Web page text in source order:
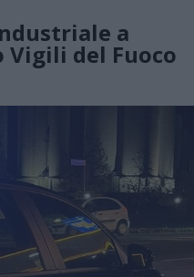
a
Vigili del Fuoco